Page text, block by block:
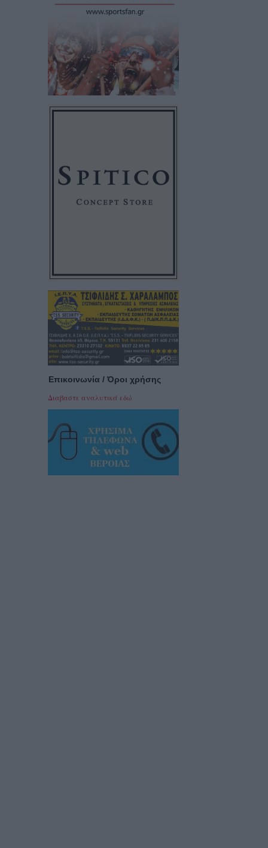
Επικοινωνία / Όροι χρήσης
Διαβαστε αναλυτικά εδώ